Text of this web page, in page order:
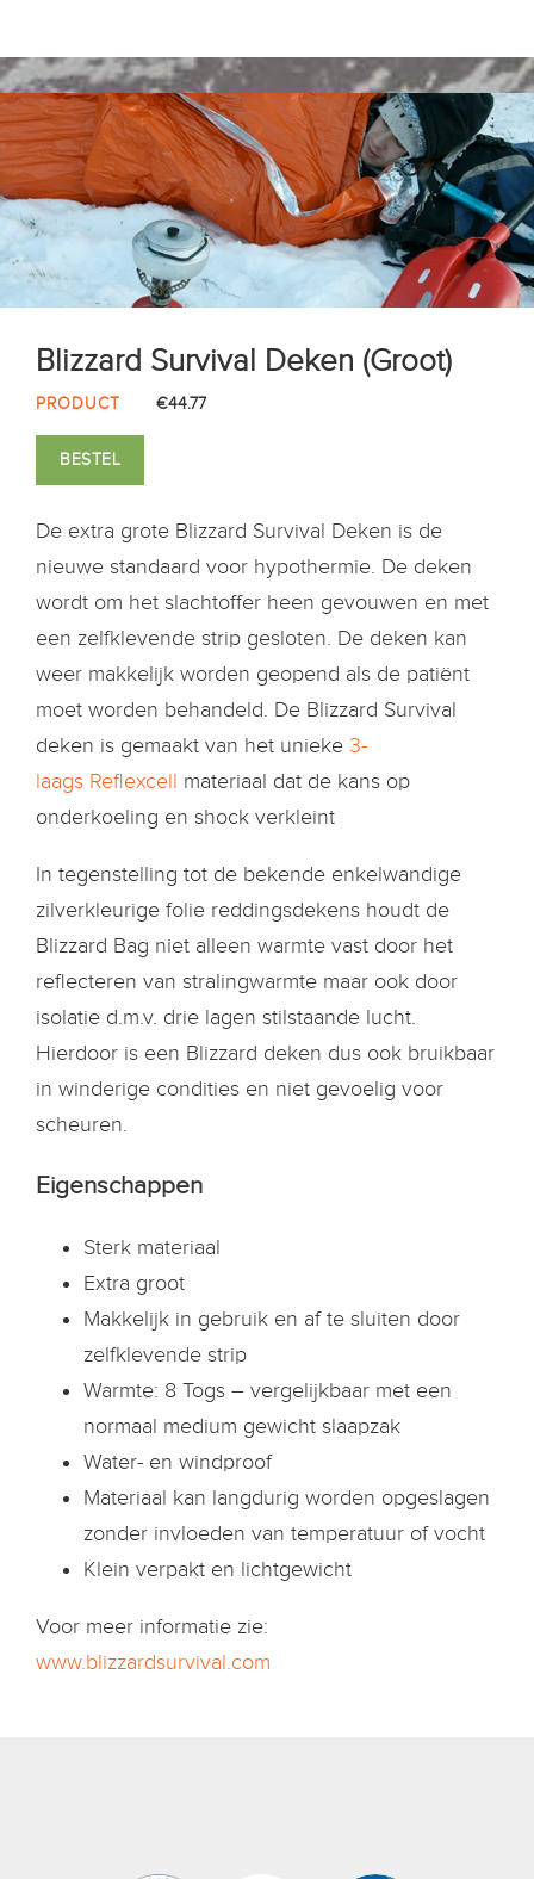
Blizzard Survival Deken (Groot)
PRODUCT €44.77
BESTEL
De extra grote Blizzard Survival Deken is de
nieuwe standaard voor hypothermie. De deken
wordt om het slachtoffer heen gevouwen en met
een zelfklevende strip gesloten. De deken kan
weer makkelijk worden geopend als de patiënt
moet worden behandeld. De Blizzard Survival
deken is gemaakt van het unieke 3-
laags Reflexcell materiaal dat de kans op
onderkoeling en shock verkleint
In tegenstelling tot de bekende enkelwandige
zilverkleurige folie reddingsdekens houdt de
Blizzard Bag niet alleen warmte vast door het
reflecteren van stralingwarmte maar ook door
isolatie d.m.v. drie lagen stilstaande lucht.
Hierdoor is een Blizzard deken dus ook bruikbaar
in winderige condities en niet gevoelig voor
scheuren.
Eigenschappen
Sterk materiaal
Extra groot
Makkelijk in gebruik en af te sluiten door
zelfklevende strip
Warmte: 8 Togs – vergelijkbaar met een
normaal medium gewicht slaapzak
Water- en windproof
Materiaal kan langdurig worden opgeslagen
zonder invloeden van temperatuur of vocht
Klein verpakt en lichtgewicht
Voor meer informatie zie:
www.blizzardsurvival.com